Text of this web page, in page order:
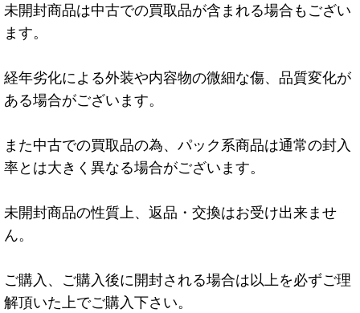
未開封商品は中古での買取品が含まれる場合もござい
ます。
経年劣化による外装や内容物の微細な傷、品質変化が
ある場合がございます。
また中古での買取品の為、パック系商品は通常の封入
率とは大きく異なる場合がございます。
未開封商品の性質上、返品・交換はお受け出来ませ
ん。
ご購入、ご購入後に開封される場合は以上を必ずご理
解頂いた上でご購入下さい。